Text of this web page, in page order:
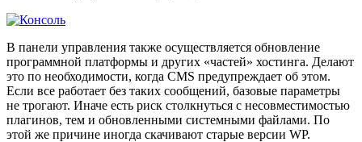
В панели управления также осуществляется обновление
программной платформы и других «частей» хостинга. Делают
это по необходимости, когда CMS предупреждает об этом.
Если все работает без таких сообщений, базовые параметры
не трогают. Иначе есть риск столкнуться с несовместимостью
плагинов, тем и обновленными системными файлами. По
этой же причине иногда скачивают старые версии WP.